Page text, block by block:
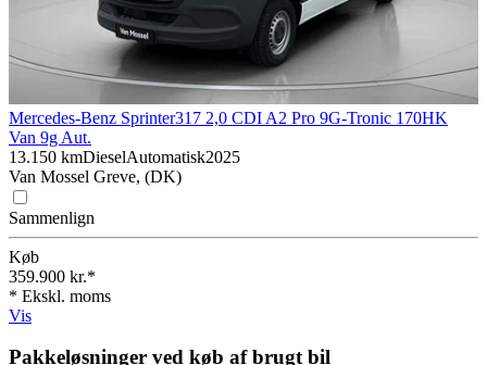
Mercedes-Benz Sprinter317 2,0 CDI A2 Pro 9G-Tronic 170HK
Van 9g Aut.
13.150 kmDieselAutomatisk2025
Van Mossel Greve, (DK)
Sammenlign
Køb
359.900 kr.*
* Ekskl. moms
Vis
Pakkeløsninger ved køb af brugt bil